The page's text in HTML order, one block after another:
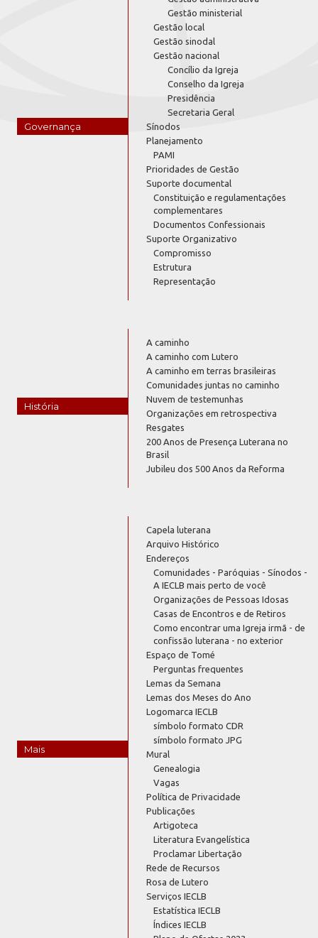
Governança
Gestão ministerial
Gestão local
Gestão sinodal
Gestão nacional
Concílio da Igreja
Conselho da Igreja
Presidência
Secretaria Geral
Sínodos
Planejamento
PAMI
Prioridades de Gestão
Suporte documental
Constituição e regulamentações
complementares
Documentos Confessionais
Suporte Organizativo
Compromisso
Estrutura
Representação
História
A caminho
A caminho com Lutero
A caminho em terras brasileiras
Comunidades juntas no caminho
Nuvem de testemunhas
Organizações em retrospectiva
Resgates
200 Anos de Presença Luterana no
Brasil
Jubileu dos 500 Anos da Reforma
Mais
Capela luterana
Arquivo Histórico
Endereços
Comunidades - Paróquias - Sínodos -
A IECLB mais perto de você
Organizações de Pessoas Idosas
Casas de Encontros e de Retiros
Como encontrar uma Igreja irmã - de
confissão luterana - no exterior
Espaço de Tomé
Perguntas frequentes
Lemas da Semana
Lemas dos Meses do Ano
Logomarca IECLB
símbolo formato CDR
símbolo formato JPG
Mural
Genealogia
Vagas
Política de Privacidade
Publicações
Artigoteca
Literatura Evangelística
Proclamar Libertação
Rede de Recursos
Rosa de Lutero
Serviços IECLB
Estatística IECLB
Índices IECLB